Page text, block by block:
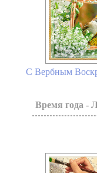
С Вербным
Время года -